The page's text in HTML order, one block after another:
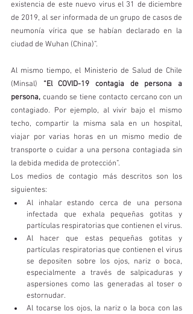
existencia de este nuevo virus el 31 de diciembre
de 2019, al ser informada de un grupo de casos de
neumonía vírica que se habían declarado en la
ciudad de Wuhan (China)”.
Al mismo tiempo, el Ministerio de Salud de Chile
(Minsal) “El COVID-19 contagia de persona a
persona, cuando se tiene contacto cercano con un
contagiado. Por ejemplo, al vivir bajo el mismo
techo, compartir la misma sala en un hospital,
viajar por varias horas en un mismo medio de
transporte o cuidar a una persona contagiada sin
la debida medida de protección”.
Los medios de contagio más descritos son los
siguientes:
Al inhalar estando cerca de una persona
infectada que exhala pequeñas gotitas y
partículas respiratorias que contienen el virus.
Al hacer que estas pequeñas gotitas y
partículas respiratorias que contienen el virus
se depositen sobre los ojos, nariz o boca,
especialmente a través de salpicaduras y
aspersiones como las generadas al toser o
estornudar.
Al tocarse los ojos, la nariz o la boca con las